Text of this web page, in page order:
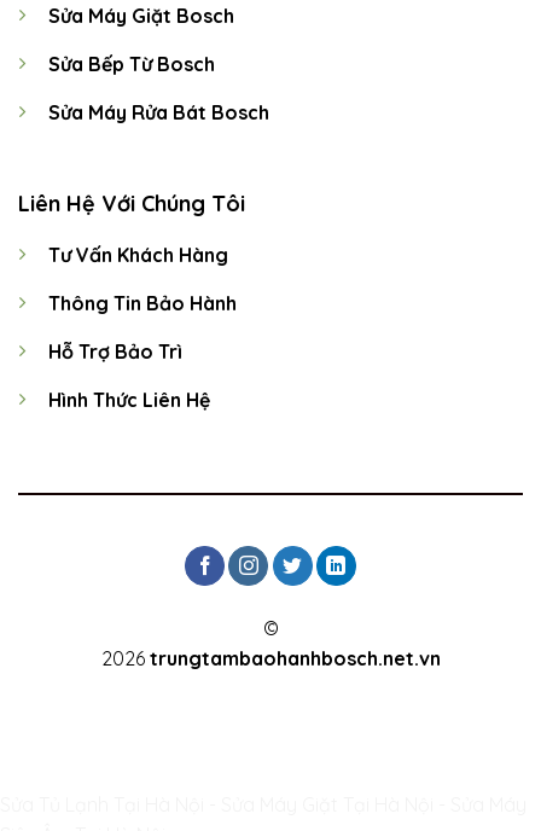
Sửa Máy Giặt Bosch
Sửa Bếp Từ Bosch
Sửa Máy Rửa Bát Bosch
Liên Hệ Với Chúng Tôi
Tư Vấn Khách Hàng
Thông Tin Bảo Hành
Hỗ Trợ Bảo Trì
Hình Thức Liên Hệ
©
2026 trungtambaohanhbosch.net.vn